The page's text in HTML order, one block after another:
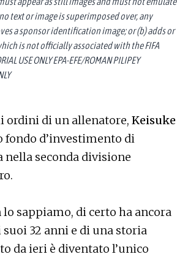
text or image is superimposed over, any
a sponsor identification image; or (b) adds or
is not officially associated with the FIFA
USE ONLY EPA-EFE/ROMAN PILIPEY
ordini di un allenatore, Keisuke
fondo d’investimento di
nella seconda divisione
sappiamo, di certo ha ancora
32 anni e di una storia
da ieri è diventato l’unico